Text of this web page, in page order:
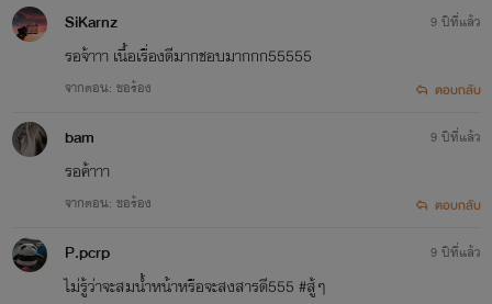
SiKarnz
รอจ้าาา เนื้อเรื่องดีมากชอบมากกก55555
จากตอน: ขอร้อง
9 ปีที่แล้ว
ตอบกลับ
bam
รอค้าาา
จากตอน: ขอร้อง
9 ปีที่แล้ว
ตอบกลับ
P.pcrp
ไม่รู้ว่าจะสมน้ำหน้าหรือจะสงสารดี555 #สู้ๆ
9 ปีที่แล้ว